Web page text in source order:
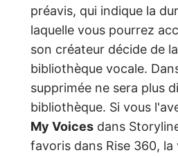
préavis, qui indique la
laquelle vous pourrez
son créateur décide de
bibliothèque vocale.
supprimée ne sera plus
bibliothèque. Si vous
My Voices dans
favoris dans Rise 360,